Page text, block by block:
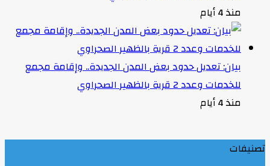
منذ 4 أيام
بيان: تعديل حدود بعض المدن الجديدة.. وإقامة مجمع
للخدمات وعدد 2 قرية بالظهير الصحراوي
منذ 4 أيام
تصنيفات